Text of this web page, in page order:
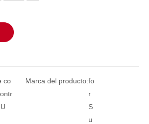
co
Marca del producto:fo
r
S
u